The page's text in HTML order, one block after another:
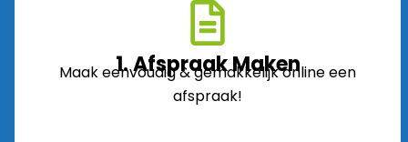
1. Afspraak Maken
Maak eenvoudig & gemakkelijk online een
afspraak!